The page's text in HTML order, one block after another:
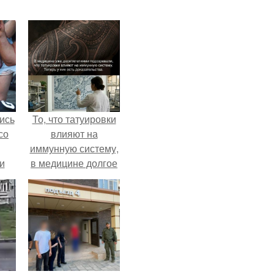
То, что татуировки
влияют на
иммунную систему,
в медицине долгое
время
рассматривалось
лишь как гипотеза.